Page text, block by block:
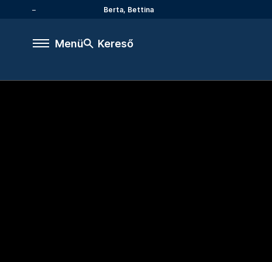
Berta, Bettina
Menü Kereső